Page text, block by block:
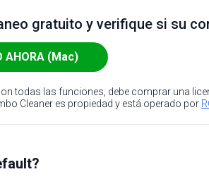
gratuito y verifique si su
AHORA (Mac)
todas las funciones, debe comprar una
Cleaner es propiedad y está operado por